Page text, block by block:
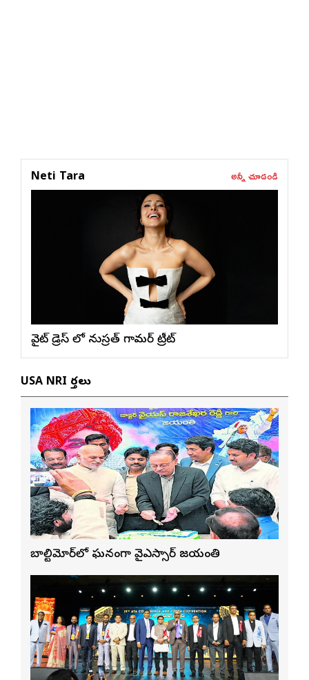
Neti Tara అన్నీ చూడండి
వైట్ డ్రెస్ లో నుస్ర‌త్ గ్లామ‌ర్ ట్రీట్
USA NRI వార్తలు
బాల్టిమోర్‌లో ఘనంగా వైఎస్సార్‌ జయంతి